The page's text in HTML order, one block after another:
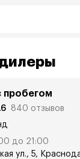
пробегом
840 отзывов
до 21:00
ул., 5,